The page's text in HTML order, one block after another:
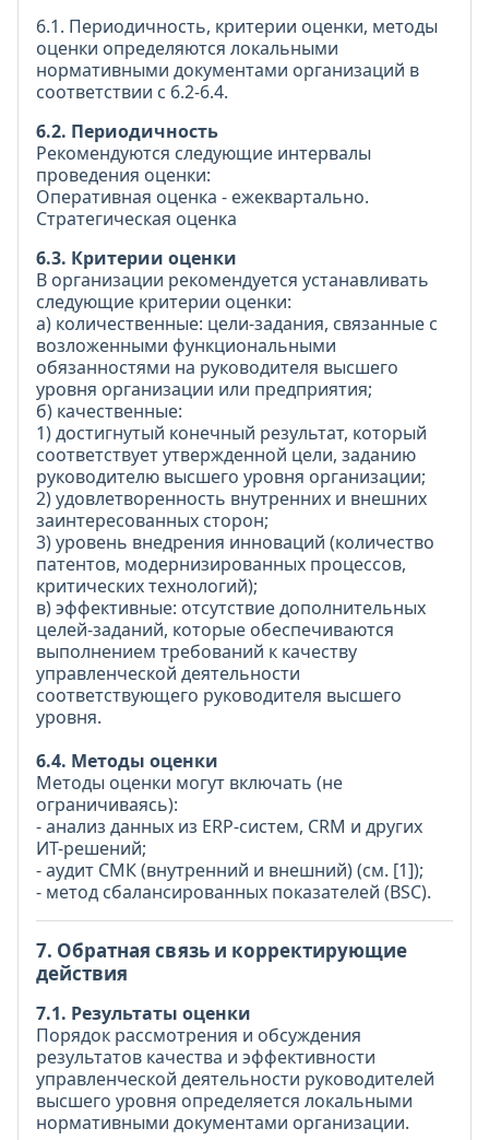
6.1. Периодичность, критерии оценки, методы
оценки определяются локальными
нормативными документами организаций в
соответствии с 6.2-6.4.
6.2. Периодичность
Рекомендуются следующие интервалы
проведения оценки:
Оперативная оценка - ежеквартально.
Стратегическая оценка
6.3. Критерии оценки
В организации рекомендуется устанавливать
следующие критерии оценки:
а) количественные: цели-задания, связанные с
возложенными функциональными
обязанностями на руководителя высшего
уровня организации или предприятия;
б) качественные:
1) достигнутый конечный результат, который
соответствует утвержденной цели, заданию
руководителю высшего уровня организации;
2) удовлетворенность внутренних и внешних
заинтересованных сторон;
3) уровень внедрения инноваций (количество
патентов, модернизированных процессов,
критических технологий);
в) эффективные: отсутствие дополнительных
целей-заданий, которые обеспечиваются
выполнением требований к качеству
управленческой деятельности
соответствующего руководителя высшего
уровня.
6.4. Методы оценки
Методы оценки могут включать (не
ограничиваясь):
- анализ данных из ERP-систем, CRM и других
ИТ-решений;
- аудит СМК (внутренний и внешний) (см. [1]);
- метод сбалансированных показателей (ВЅС).
7. Обратная связь и корректирующие
действия
7.1. Результаты оценки
Порядок рассмотрения и обсуждения
результатов качества и эффективности
управленческой деятельности руководителей
высшего уровня определяется локальными
нормативными документами организации.